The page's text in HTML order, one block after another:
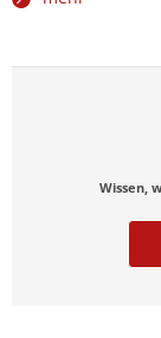
Wissen,